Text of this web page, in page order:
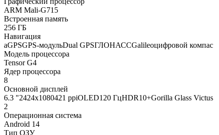
ARM Mali-G715
Встроенная память
256 ГБ
Навигация
aGPSGPS-модульDual GPSГЛОНАССGalileoцифровой компас
Модель процессора
Tensor G4
Ядер процессора
8
Основной дисплей
6.3 "2424x1080421 ppiOLED120 ГцHDR10+Gorilla Glass Victus
2
Операционная система
Android 14
Тип ОЗУ